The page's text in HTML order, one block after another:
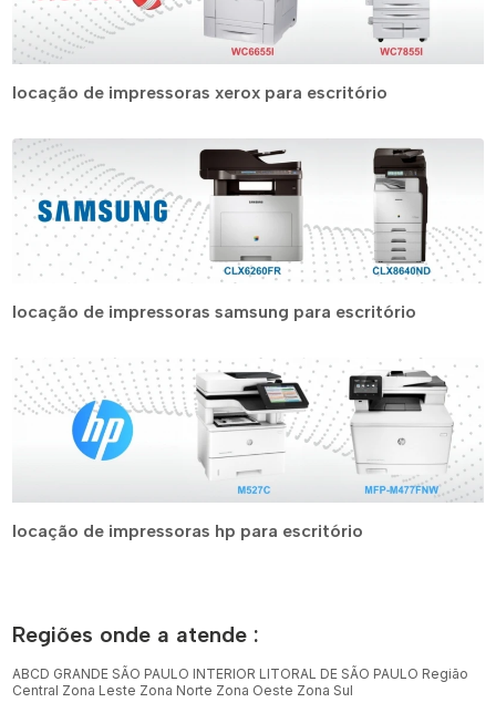
locação de impressoras xerox para escritório
locação de impressoras samsung para escritório
locação de impressoras hp para escritório
Regiões onde a atende :
ABCD GRANDE SÃO PAULO INTERIOR LITORAL DE SÃO PAULO Região
Central Zona Leste Zona Norte Zona Oeste Zona Sul